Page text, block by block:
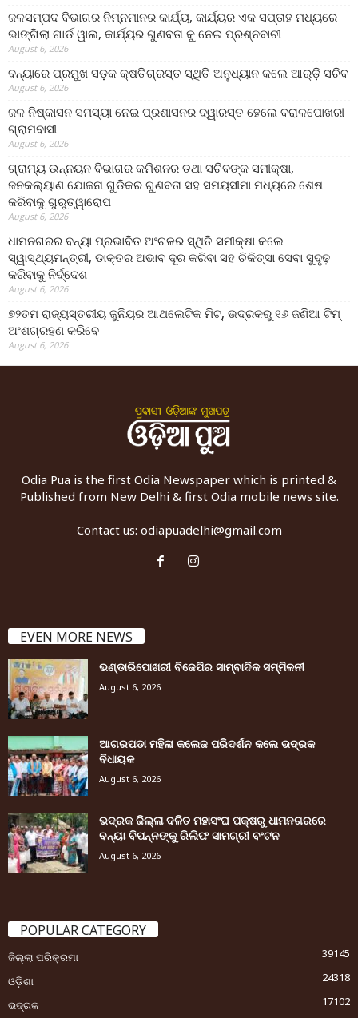
ଜଳସମ୍ପଦ ବିଭାଗର ନିମ୍ନମାନର କାର୍ଯ୍ୟ, କାର୍ଯ୍ୟର ଏକ ସପ୍ତାହ ମଧ୍ୟରେ
ଭାଙ୍ଗିଲା ଗାର୍ଡ ୱାଲ, କାର୍ଯ୍ୟର ଗୁଣବତା କୁ ନେଇ ପ୍ରଶ୍ନବାଚୀ
August 6, 2026
ବନ୍ୟାରେ ପ୍ରମୁଖ ସଡ଼କ କ୍ଷତିଗ୍ରସ୍ତ ସ୍ଥିତି ଅନୁଧ୍ୟାନ କଲେ ଆର୍‌ଡ଼ି ସଚିବ
August 6, 2026
ଜଳ ନିଷ୍କାସନ ସମସ୍ୟା ନେଇ ପ୍ରଶାସନର ଦ୍ୱାରସ୍ତ ହେଲେ ବରାଳପୋଖରୀ
ଗ୍ରାମବାସୀ
August 6, 2026
ଗ୍ରାମ୍ୟ ଉନ୍ନୟନ ବିଭାଗର କମିଶନର ତଥା ସଚିବଙ୍କ ସମୀକ୍ଷା,
ଜନକଲ୍ୟାଣ ଯୋଜନା ଗୁଡିକର ଗୁଣବତା ସହ ସମୟସୀମା ମଧ୍ୟରେ ଶେଷ
କରିବାକୁ ଗୁରୁତ୍ୱାରୋପ
August 6, 2026
ଧାମନଗରର ବନ୍ୟା ପ୍ରଭାବିତ ଅଂଚଳର ସ୍ଥିତି ସମୀକ୍ଷା କଲେ
ସ୍ୱାସ୍ଥ୍ୟମନ୍ତ୍ରୀ, ଡାକ୍ତର ଅଭାବ ଦୂର କରିବା ସହ ଚିକିତ୍ସା ସେବା ସୁଦୃଢ଼
କରିବାକୁ ନିର୍ଦ୍ଦେଶ
August 6, 2026
୭୨ତମ ରାଜ୍ୟସ୍ତରୀୟ ଜୁନିୟର ଆଥଲେଟିକ ମିଟ୍‌, ଭଦ୍ରକରୁ ୧୬ ଜଣିଆ ଟିମ୍
ଅଂଶଗ୍ରହଣ କରିବେ
August 6, 2026
Odia Pua is the first Odia Newspaper which is printed &
Published from New Delhi & first Odia mobile news site.
Contact us: odiapuadelhi@gmail.com
EVEN MORE NEWS
ଭଣ୍ଡାରିପୋଖରୀ ବିଜେପିର ସାମ୍ବାଦିକ ସମ୍ମିଳନୀ
August 6, 2026
ଆଗରପଡା ମହିଳା କଲେଜ ପରିଦର୍ଶନ କଲେ ଭଦ୍ରକ
ବିଧାୟକ
August 6, 2026
ଭଦ୍ରକ ଜିଲ୍ଲା ଦଳିତ ମହାସଂଘ ପକ୍ଷରୁ ଧାମନଗରରେ
ବନ୍ୟା ବିପନ୍ନଙ୍କୁ ରିଲିଫ ସାମଗ୍ରୀ ବଂଟନ
August 6, 2026
POPULAR CATEGORY
ଜିଲ୍ଲା ପରିକ୍ରମା
39145
ଓଡ଼ିଶା
24318
ଭଦ୍ରକ
17102